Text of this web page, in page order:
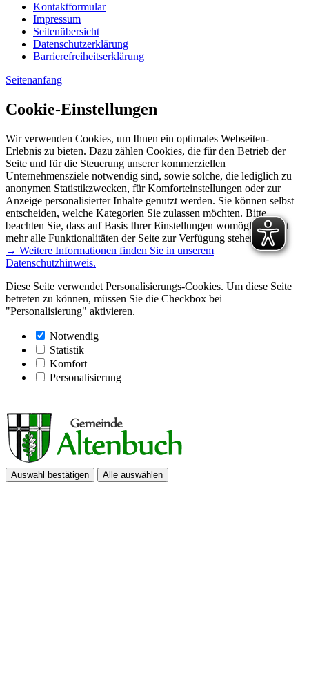
Kontaktformular
Impressum
Seitenübersicht
Datenschutzerklärung
Barrierefreiheitserklärung
Seitenanfang
Cookie-Einstellungen
Wir verwenden Cookies, um Ihnen ein optimales Webseiten-
Erlebnis zu bieten. Dazu zählen Cookies, die für den Betrieb der
Seite und für die Steuerung unserer kommerziellen
Unternehmensziele notwendig sind, sowie solche, die lediglich zu
anonymen Statistikzwecken, für Komforteinstellungen oder zur
Anzeige personalisierter Inhalte genutzt werden. Sie können selbst
entscheiden, welche Kategorien Sie zulassen möchten. Bitte
beachten Sie, dass auf Basis Ihrer Einstellungen womöglich nicht
mehr alle Funktionalitäten der Seite zur Verfügung stehen.
→ Weitere Informationen finden Sie in unserem
Datenschutzhinweis.
Diese Seite verwendet Personalisierungs-Cookies. Um diese Seite
betreten zu können, müssen Sie die Checkbox bei
"Personalisierung" aktivieren.
Notwendig
Statistik
Komfort
Personalisierung
Auswahl bestätigen Alle auswählen